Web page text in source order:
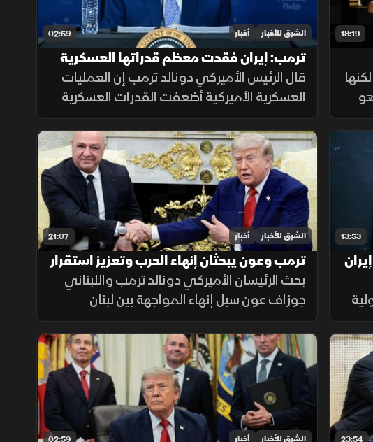
18:19
02:59 الشرق للأخبار أخبار
ترمب: إيران فقدت معظم قدراتها العسكرية
خلال المواجهة
قال الرئيس الأميركي دونالد ترمب إن العمليات
العسكرية الأميركية أضعفت القدرات العسكرية
الإيرانية، منتقدا تقارير إعلامية تحدثت عن تعاظم
قوة طهران، ومؤكدا أن الواقع الميداني يثبت
العكس.
13:53
مع
21:07 الشرق للأخبار أخبار
ترمب وعون يبحثان إنهاء الحرب وتعزيز استقرار
لبنان
بحث الرئيسان الأميركي دونالد ترمب واللبناني
جوزاف عون سبل إنهاء المواجهة بين لبنان
وإسرائيل، وتعزيز دور الجيش اللبناني، إلى جانب
تطورات الملف الإيراني.
23:54
02:59 الشرق للأخبار أخبار